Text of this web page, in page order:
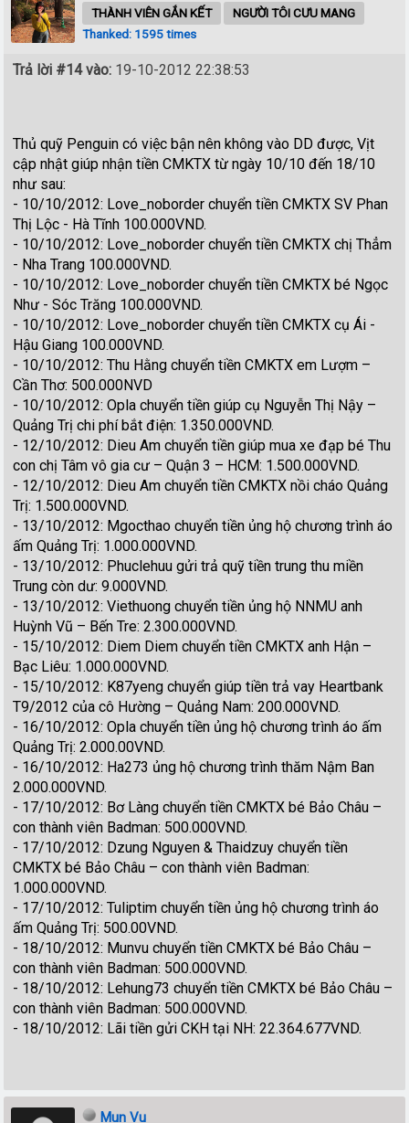
THÀNH VIÊN GẮN KẾT
NGƯỜI TÔI CƯU MANG
Thanked: 1595 times
Trả lời #14 vào: 19-10-2012 22:38:53
Thủ quỹ Penguin có việc bận nên không vào DD được, Vịt
cập nhật giúp nhận tiền CMKTX từ ngày 10/10 đến 18/10
như sau:
- 10/10/2012: Love_noborder chuyển tiền CMKTX SV Phan
Thị Lộc - Hà Tĩnh 100.000VND.
- 10/10/2012: Love_noborder chuyển tiền CMKTX chị Thẳm
- Nha Trang 100.000VND.
- 10/10/2012: Love_noborder chuyển tiền CMKTX bé Ngọc
Như - Sóc Trăng 100.000VND.
- 10/10/2012: Love_noborder chuyển tiền CMKTX cụ Ái -
Hậu Giang 100.000VND.
- 10/10/2012: Thu Hằng chuyển tiền CMKTX em Lượm –
Cần Thơ: 500.000NVD
- 10/10/2012: Opla chuyển tiền giúp cụ Nguyễn Thị Nậy –
Quảng Trị chi phí bắt điện: 1.350.000VND.
- 12/10/2012: Dieu Am chuyển tiền giúp mua xe đạp bé Thu
con chị Tâm vô gia cư – Quận 3 – HCM: 1.500.000VND.
- 12/10/2012: Dieu Am chuyển tiền CMKTX nồi cháo Quảng
Trị: 1.500.000VND.
- 13/10/2012: Mgocthao chuyển tiền ủng hộ chương trình áo
ấm Quảng Trị: 1.000.000VND.
- 13/10/2012: Phuclehuu gửi trả quỹ tiền trung thu miền
Trung còn dư: 9.000VND.
- 13/10/2012: Viethuong chuyển tiền ủng hộ NNMU anh
Huỳnh Vũ – Bến Tre: 2.300.000VND.
- 15/10/2012: Diem Diem chuyển tiền CMKTX anh Hận –
Bạc Liêu: 1.000.000VND.
- 15/10/2012: K87yeng chuyển giúp tiền trả vay Heartbank
T9/2012 của cô Hường – Quảng Nam: 200.000VND.
- 16/10/2012: Opla chuyển tiền ủng hộ chương trình áo ấm
Quảng Trị: 2.000.00VND.
- 16/10/2012: Ha273 ủng hộ chương trình thăm Nậm Ban
2.000.000VND.
- 17/10/2012: Bơ Làng chuyển tiền CMKTX bé Bảo Châu –
con thành viên Badman: 500.000VND.
- 17/10/2012: Dzung Nguyen & Thaidzuy chuyển tiền
CMKTX bé Bảo Châu – con thành viên Badman:
1.000.000VND.
- 17/10/2012: Tuliptim chuyển tiền ủng hộ chương trình áo
ấm Quảng Trị: 500.00VND.
- 18/10/2012: Munvu chuyển tiền CMKTX bé Bảo Châu –
con thành viên Badman: 500.000VND.
- 18/10/2012: Lehung73 chuyển tiền CMKTX bé Bảo Châu –
con thành viên Badman: 500.000VND.
- 18/10/2012: Lãi tiền gửi CKH tại NH: 22.364.677VND.
Mun Vu